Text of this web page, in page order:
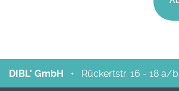
DIBL' GmbH • Rückertstr. 16 - 18 a/b